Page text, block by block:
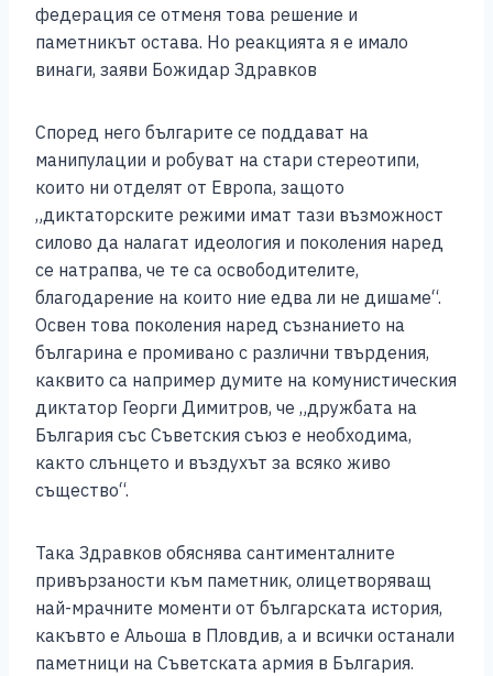
федерация се отменя това решение и
паметникът остава. Но реакцията я е имало
винаги, заяви Божидар Здравков
Според него българите се поддават на
манипулации и робуват на стари стереотипи,
които ни отделят от Европа, защото
„диктаторските режими имат тази възможност
силово да налагат идеология и поколения наред
се натрапва, че те са освободителите,
благодарение на които ние едва ли не дишаме“.
Освен това поколения наред съзнанието на
българина е промивано с различни твърдения,
каквито са например думите на комунистическия
диктатор Георги Димитров, че „дружбата на
България със Съветския съюз е необходима,
както слънцето и въздухът за всяко живо
същество“.
Така Здравков обяснява сантименталните
привързаности към паметник, олицетворяващ
най-мрачните моменти от българската история,
какъвто е Альоша в Пловдив, а и всички останали
паметници на Съветската армия в България.